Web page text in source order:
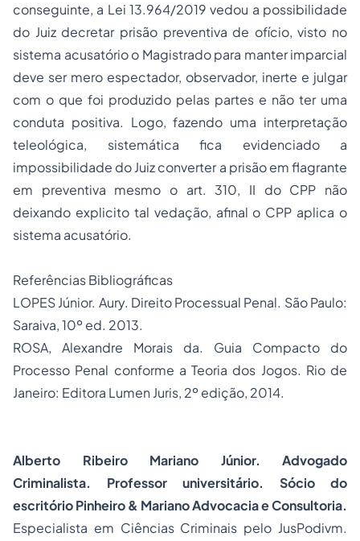
conseguinte, a Lei 13.964/2019 vedou a possibilidade
do Juiz decretar prisão preventiva de ofício, visto no
sistema acusatório o Magistrado para manter imparcial
deve ser mero espectador, observador, inerte e julgar
com o que foi produzido pelas partes e não ter uma
conduta positiva. Logo, fazendo uma interpretação
teleológica, sistemática fica evidenciado a
impossibilidade do Juiz converter a prisão em flagrante
em preventiva mesmo o art. 310, II do CPP não
deixando explicito tal vedação, afinal o CPP aplica o
sistema acusatório.
Referências Bibliográficas
LOPES Júnior. Aury. Direito Processual Penal. São Paulo:
Saraiva, 10º ed. 2013.
ROSA, Alexandre Morais da. Guia Compacto do
Processo Penal conforme a Teoria dos Jogos. Rio de
Janeiro: Editora Lumen Juris, 2º edição, 2014.
Alberto Ribeiro Mariano Júnior. Advogado
Criminalista. Professor universitário. Sócio do
escritório Pinheiro & Mariano Advocacia e Consultoria.
Especialista em Ciências Criminais pelo JusPodivm.